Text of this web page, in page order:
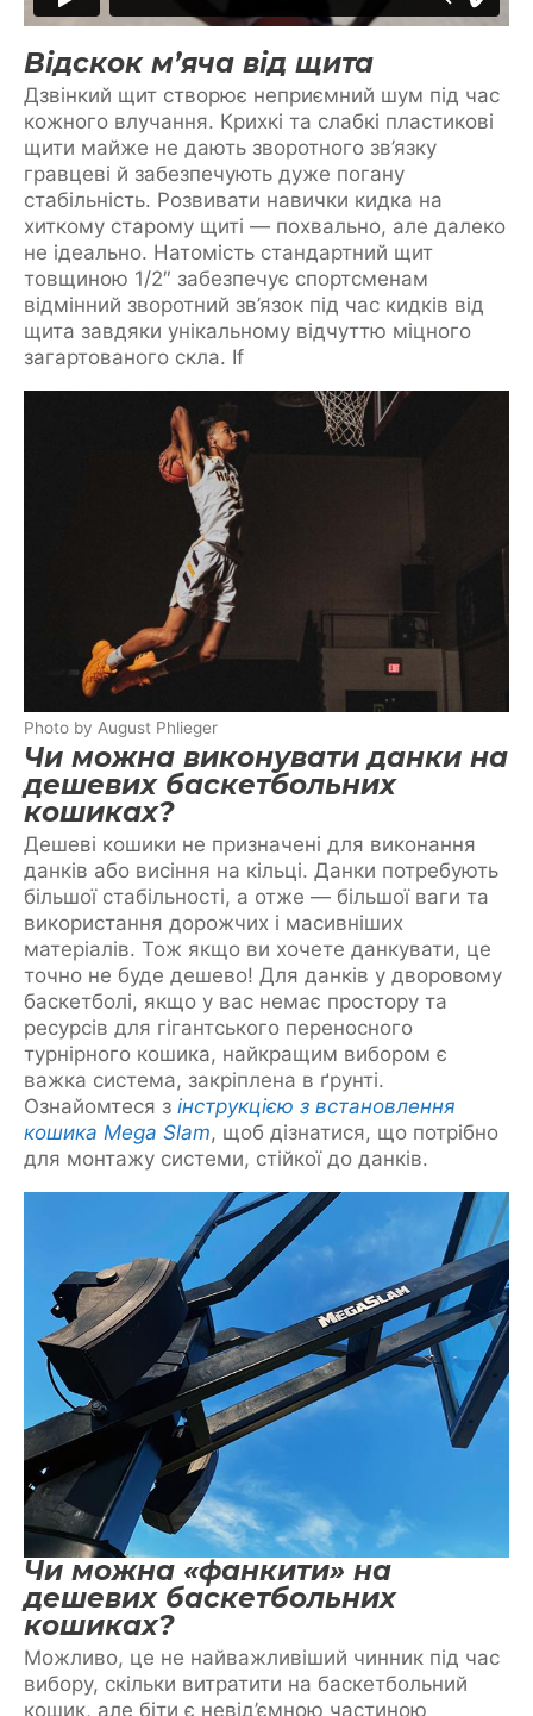
Відскок м’яча від щита
Дзвінкий щит створює неприємний шум під час
кожного влучання. Крихкі та слабкі пластикові
щити майже не дають зворотного зв’язку
гравцеві й забезпечують дуже погану
стабільність. Розвивати навички кидка на
хиткому старому щиті — похвально, але далеко
не ідеально. Натомість стандартний щит
товщиною 1/2″ забезпечує спортсменам
відмінний зворотний зв’язок під час кидків від
щита завдяки унікальному відчуттю міцного
загартованого скла. If
Photo by August Phlieger
Чи можна виконувати данки на
дешевих баскетбольних
кошиках?
Дешеві кошики не призначені для виконання
данків або висіння на кільці. Данки потребують
більшої стабільності, а отже — більшої ваги та
використання дорожчих і масивніших
матеріалів. Тож якщо ви хочете данкувати, це
точно не буде дешево! Для данків у дворовому
баскетболі, якщо у вас немає простору та
ресурсів для гігантського переносного
турнірного кошика, найкращим вибором є
важка система, закріплена в ґрунті.
Ознайомтеся з інструкцією з встановлення
кошика Mega Slam, щоб дізнатися, що потрібно
для монтажу системи, стійкої до данків.
Чи можна «фанкити» на
дешевих баскетбольних
кошиках?
Можливо, це не найважливіший чинник під час
вибору, скільки витратити на баскетбольний
кошик, але біти є невід’ємною частиною